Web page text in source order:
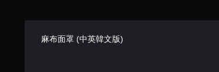
麻布面罩 (中英韓文版)